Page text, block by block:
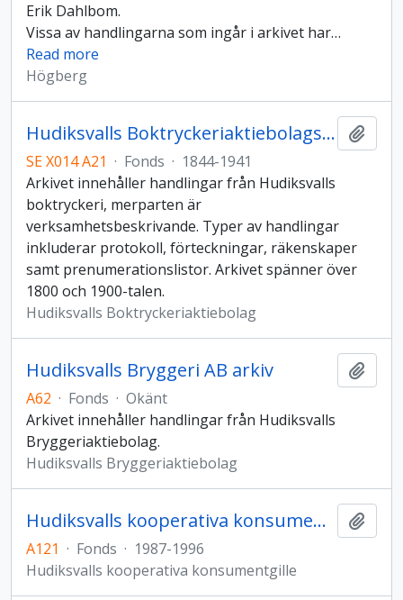
Erik Dahlbom.
Vissa av handlingarna som ingår i arkivet har…
Read more
Högberg
Hudiksvalls Boktryckeriaktiebolags arkiv
SE X014 A21 · Fonds · 1844-1941
Arkivet innehåller handlingar från Hudiksvalls
boktryckeri, merparten är
verksamhetsbeskrivande. Typer av handlingar
inkluderar protokoll, förteckningar, räkenskaper
samt prenumerationslistor. Arkivet spänner över
1800 och 1900-talen.
Hudiksvalls Boktryckeriaktiebolag
Hudiksvalls Bryggeri AB arkiv
A62 · Fonds · Okänt
Arkivet innehåller handlingar från Hudiksvalls
Bryggeriaktiebolag.
Hudiksvalls Bryggeriaktiebolag
Hudiksvalls kooperativa konsumentgilles arkiv
A121 · Fonds · 1987-1996
Hudiksvalls kooperativa konsumentgille